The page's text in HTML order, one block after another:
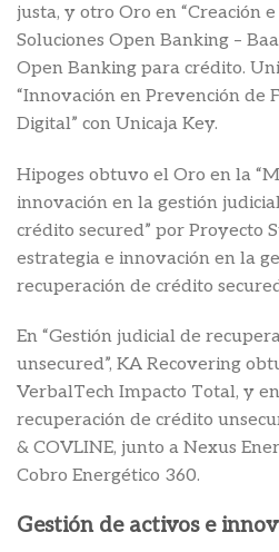
justa, y otro Oro en “Creación
Soluciones Open Banking –
Open Banking para crédito.
“Innovación en Prevención de
Digital” con Unicaja Key.
Hipoges obtuvo el Oro en la
innovación en la gestión
crédito secured” por Proyecto
estrategia e innovación en la
recuperación de crédito
En “Gestión judicial de
unsecured”, KA Recovering
VerbalTech Impacto Total, y
recuperación de crédito
& COVLINE, junto a Nexus
Cobro Energético 360.
Gestión de activos e